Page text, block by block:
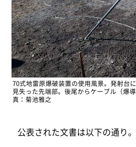
70式地雷原爆破装置の使用風景。発射台
見失った先端部。後尾からケーブル（爆
真：菊池雅之
公表された文書は以下の通り。